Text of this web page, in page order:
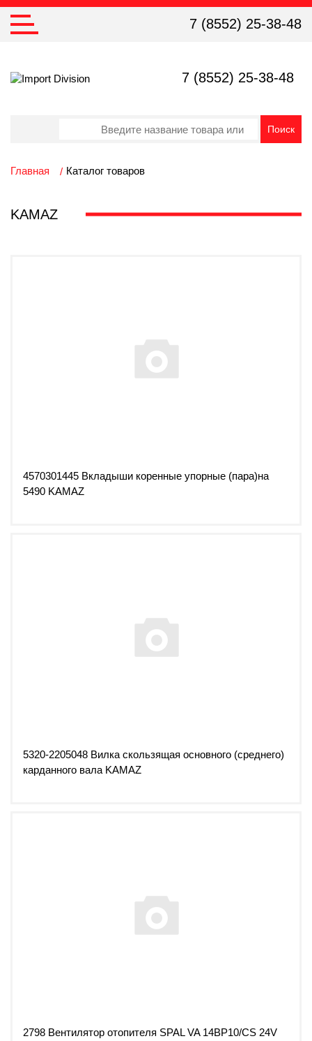
7 (8552) 25-38-48
7 (8552) 25-38-48
Главная Каталог товаров
KAMAZ
4570301445 Вкладыши коренные упорные (пара)на
5490 KAMAZ
5320-2205048 Вилка скользящая основного (среднего)
карданного вала KAMAZ
2798 Вентилятор отопителя SPAL VA 14BP10/CS 24V